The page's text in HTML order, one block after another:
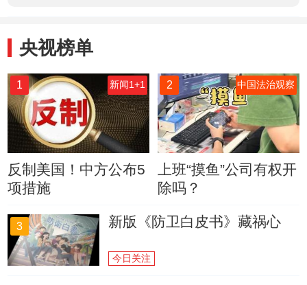
央视榜单
1 新闻1+1
反制美国！中方公布5
项措施
2 中国法治观察
上班“摸鱼”公司有权开
除吗？
3 新版《防卫白皮书》藏祸心
今日关注